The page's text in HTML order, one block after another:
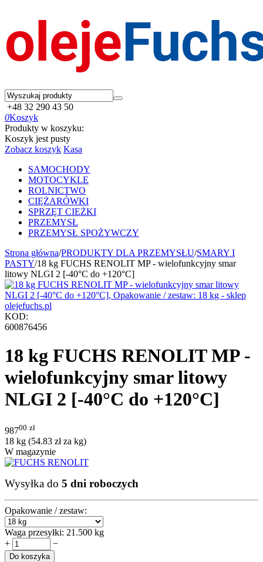
+48 32 290 43 50
0Koszyk
Produkty w koszyku:
Koszyk jest pusty
Zobacz koszyk Kasa
SAMOCHODY
MOTOCYKLE
ROLNICTWO
CIĘŻARÓWKI
SPRZĘT CIEŻKI
PRZEMYSŁ
PRZEMYSŁ SPOŻYWCZY
Strona główna/PRODUKTY DLA PRZEMYSŁU/SMARY I
PASTY/18 kg FUCHS RENOLIT MP - wielofunkcyjny smar
litowy NLGI 2 [-40°C do +120°C]
KOD:
600876456
18 kg FUCHS RENOLIT MP -
wielofunkcyjny smar litowy
NLGI 2 [-40°C do +120°C]
98700 zł
18 kg (54.83 złza kg)
W magazynie
Wysyłka do 5 dni roboczych
Opakowanie / zestaw:
Waga przesyłki: 21.500 kg
+
−
Do koszyka